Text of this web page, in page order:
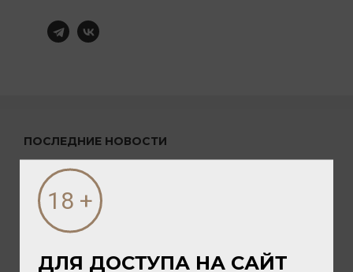
ПОСЛЕДНИЕ НОВОСТИ
ДЛЯ ДОСТУПА НА САЙТ